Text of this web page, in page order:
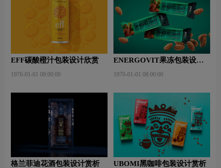
EFF碳酸橙汁包装设计欣赏
1970-01-01 08:00:00
ENERGOVIT果冻包装设计
1970-01-01 08:00:00
格兰菲迪花酒包装设计赏析 UBOMI黑咖啡包装设计赏析